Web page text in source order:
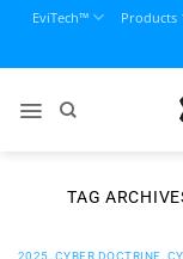
content
EviTech™ Products
TAG
2025 CYBER DOCTRINE